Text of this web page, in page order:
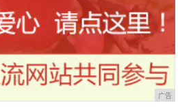
广告